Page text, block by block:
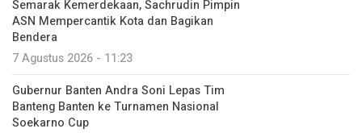
Semarak Kemerdekaan, Sachrudin Pimpin
ASN Mempercantik Kota dan Bagikan
Bendera
7 Agustus 2026 - 11:23
Gubernur Banten Andra Soni Lepas Tim
Banteng Banten ke Turnamen Nasional
Soekarno Cup